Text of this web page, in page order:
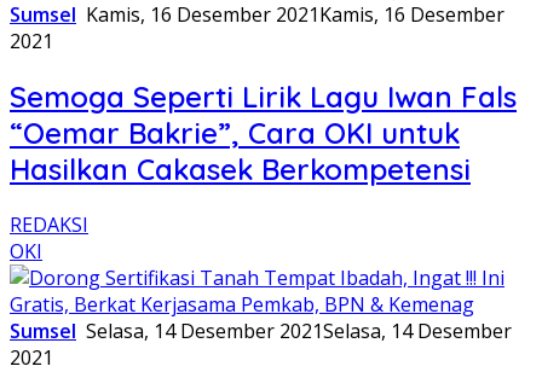
Sumsel Kamis, 16 Desember 2021Kamis, 16 Desember
2021
Semoga Seperti Lirik Lagu Iwan Fals
“Oemar Bakrie”, Cara OKI untuk
Hasilkan Cakasek Berkompetensi
REDAKSI
OKI
Sumsel Selasa, 14 Desember 2021Selasa, 14 Desember
2021